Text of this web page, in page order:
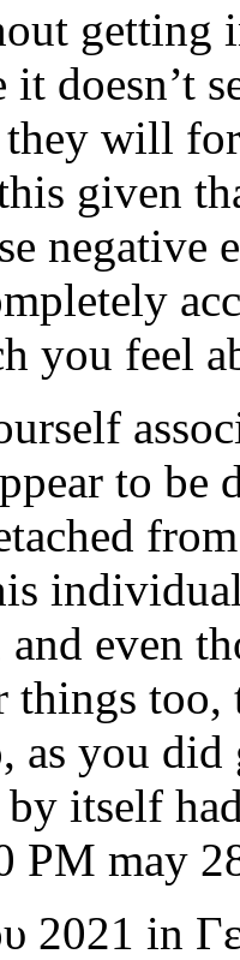
getting
doesn’t
they will
given
negative
you feel
to be
and even
things too,
as you
by itself
PM may
2021 in